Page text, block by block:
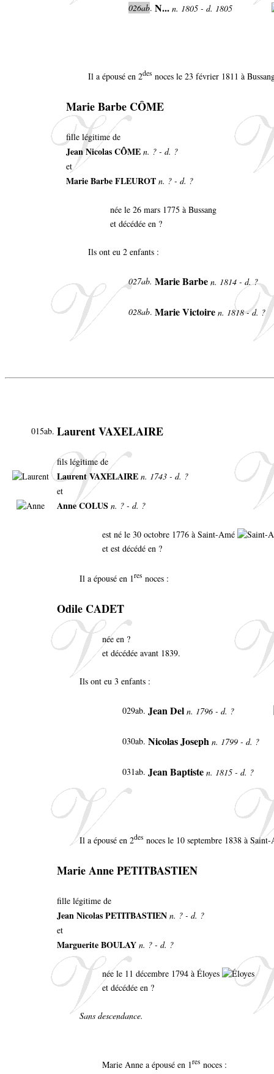
026ab. N... n. 1805 - d. 1805
Il a épousé en 2des noces le 23 février 1811 à
Marie Barbe CÔME
fille légitime de
Jean Nicolas CÔME n. ? - d. ?
et
Marie Barbe FLEUROT n. ? - d. ?
née le 26 mars 1775 à Bussang
et décédée en ?
Ils ont eu 2 enfants :
027ab. Marie Barbe n. 1814 - d. ?
028ab. Marie Victoire n. 1818 - d. ?
015ab. Laurent VAXELAIRE
fils légitime de
Laurent VAXELAIRE n. 1743 - d. ?
et
Anne COLUS n. ? - d. ?
est né le 30 octobre 1776 à Saint-Amé
et est décédé en ?
Il a épousé en 1res noces :
Odile CADET
née en ?
et décédée avant 1839.
Ils ont eu 3 enfants :
029ab. Jean Del n. 1796 - d. ?
030ab. Nicolas Joseph n. 1799 - d. ?
031ab. Jean Baptiste n. 1815 - d. ?
Il a épousé en 2des noces le 10 septembre 1838 à
Marie Anne PETITBASTIEN
fille légitime de
Jean Nicolas PETITBASTIEN n. ? - d. ?
et
Marguerite BOULAY n. ? - d. ?
née le 11 décembre 1794 à Éloyes
et décédée en ?
Sans descendance.
Marie Anne a épousé en 1res noces :